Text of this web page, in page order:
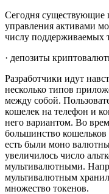
Сегодня существующие
управления активами
числу поддерживаемых
· депозиты
Разработчики идут
несколько типов
между собой.
кошелек на телефон и
него вариантом. Во
большинство
есть были моно
увеличилось число
мультивалютными.
мультивалютным
множество токенов.